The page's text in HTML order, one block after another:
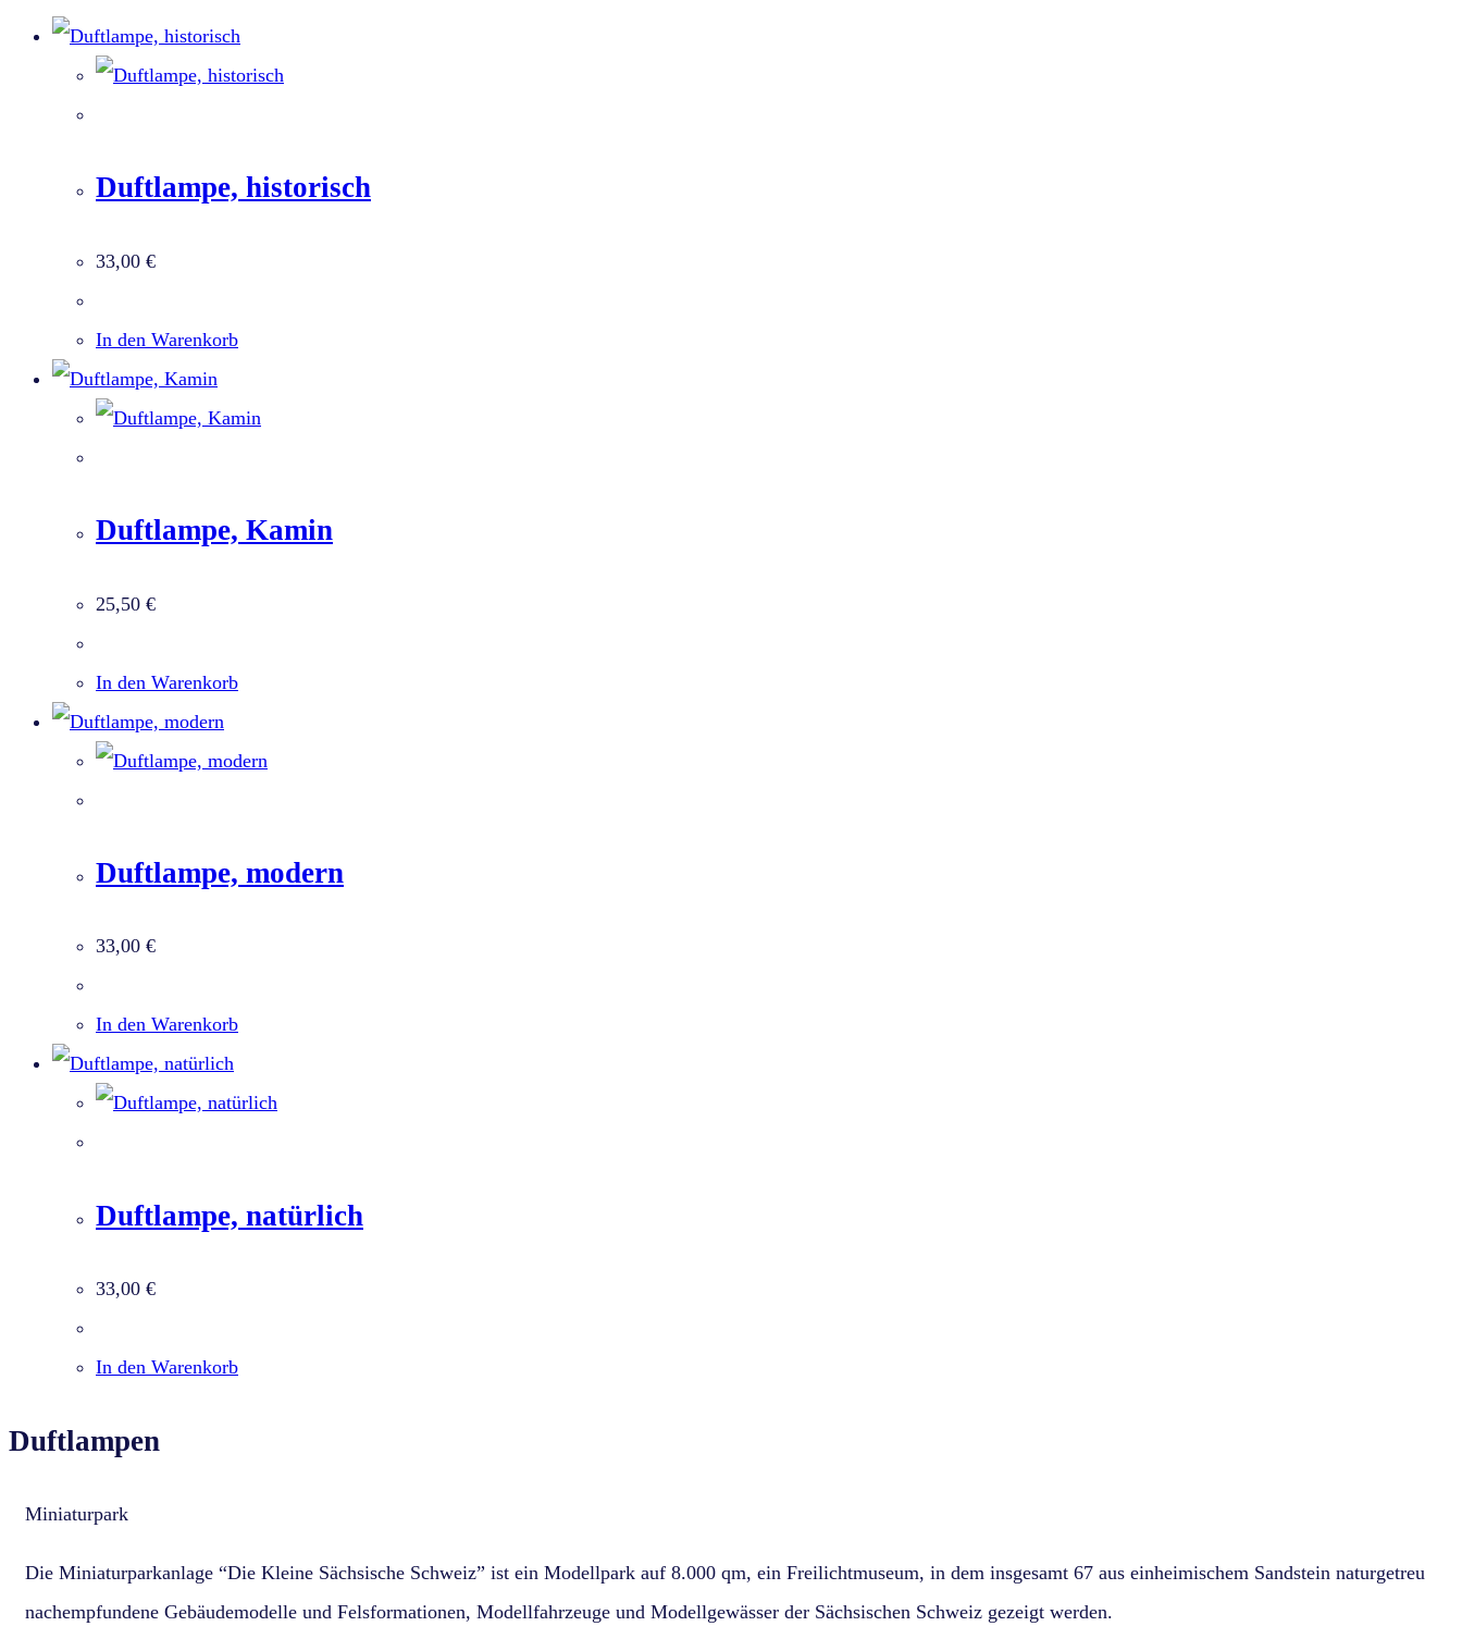
Duftlampe, historisch
33,00 €
In den Warenkorb
Duftlampe, Kamin
25,50 €
In den Warenkorb
Duftlampe, modern
33,00 €
In den Warenkorb
Duftlampe, natürlich
33,00 €
In den Warenkorb
Duftlampen
Miniaturpark
Die Miniaturparkanlage “Die Kleine Sächsische Schweiz” ist ein Modellpark auf 8.000 qm, ein Freilichtmuseum, in dem insgesamt 67 aus einheimischem Sandstein naturgetreu
nachempfundene Gebäudemodelle und Felsformationen, Modellfahrzeuge und Modellgewässer der Sächsischen Schweiz gezeigt werden.